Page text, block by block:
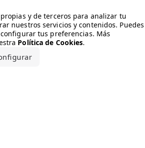
y de terceros para analizar tu
nuestros servicios y contenidos. Puedes
tus preferencias. Más
Política de Cookies.
the brand